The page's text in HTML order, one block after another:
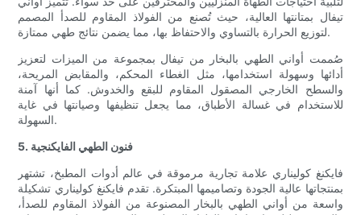
تيفال بمتانتها العالية، حيث تُصنع من الفولاذ المقاوم للصدأ المصمم
لتوزيع الحرارة بالتساوي والاحتفاظ بها، مما يضمن نتائج طهي ممتازة.
صُممت أواني الطهي بالبخار من تيفال بمجموعة من الميزات لتعزيز
أدائها وسهولة استخدامها، مثل الغطاء المحكم، والمقابض المريحة،
والسطح الخارجي المصقول المقاوم للبقع والخدوش. كما أنها آمنة
للاستخدام في غسالة الأطباق، مما يجعل تنظيفها وصيانتها في غاية
السهولة.
5. فنون الطهي الفايكنجية
فايكنغ كوليناري علامة تجارية مرموقة في عالم أدوات المطبخ، تشتهر
بمنتجاتها عالية الجودة وتصاميمها المبتكرة. تقدم فايكنغ كوليناري تشكيلة
واسعة من أواني الطهي بالبخار المصنوعة من الفولاذ المقاوم للصدأ،